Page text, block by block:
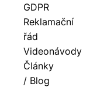
GDPR
Reklamační
řád
Videonávody
Články
/ Blog